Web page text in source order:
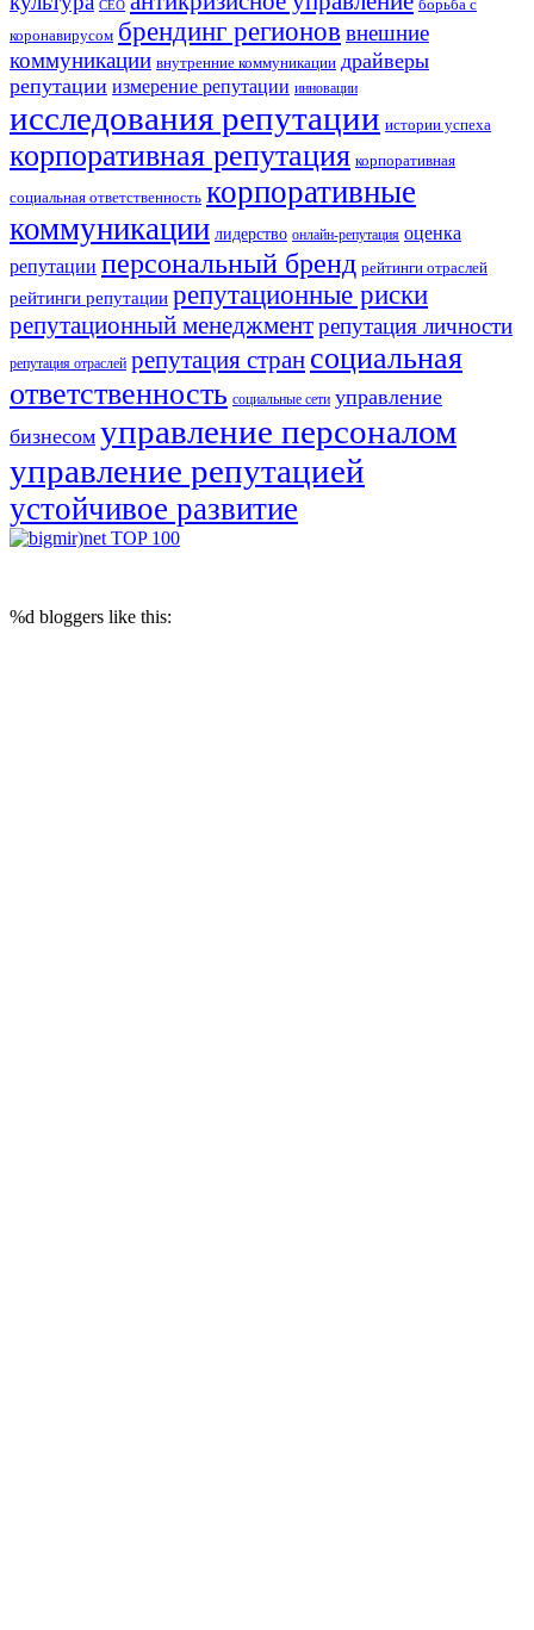
СЕО
борьба с
коронавирусом брендинг регионов внешние
коммуникации внутренние коммуникации драйверы
репутации измерение репутации инновации
исследования репутации истории успеха
корпоративная репутация корпоративная
социальная ответственность корпоративные
коммуникации лидерство онлайн-репутация оценка
репутации персональный бренд рейтинги отраслей
рейтинги репутации репутационные риски
репутационный менеджментрепутация личности
репутация отраслей репутация стран социальная
ответственность социальные сети управление
бизнесом управление персоналом
управление репутацией
устойчивое развитие
%d bloggers like this: